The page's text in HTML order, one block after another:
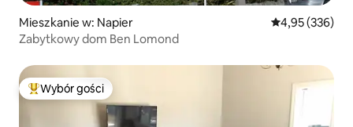
Mieszkanie w: Napier Średnia
4,95 (336)
Zabytkowy dom Ben Lomond
Najpopularniejsze z kategorii Wybór gości
Wybór gości